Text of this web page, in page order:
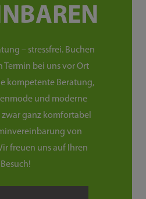
– stressfrei. Buchen
Termin bei uns vor Ort
kompetente Beratung,
und moderne
ganz komfortabel
von
freuen uns auf Ihren
Besuch!